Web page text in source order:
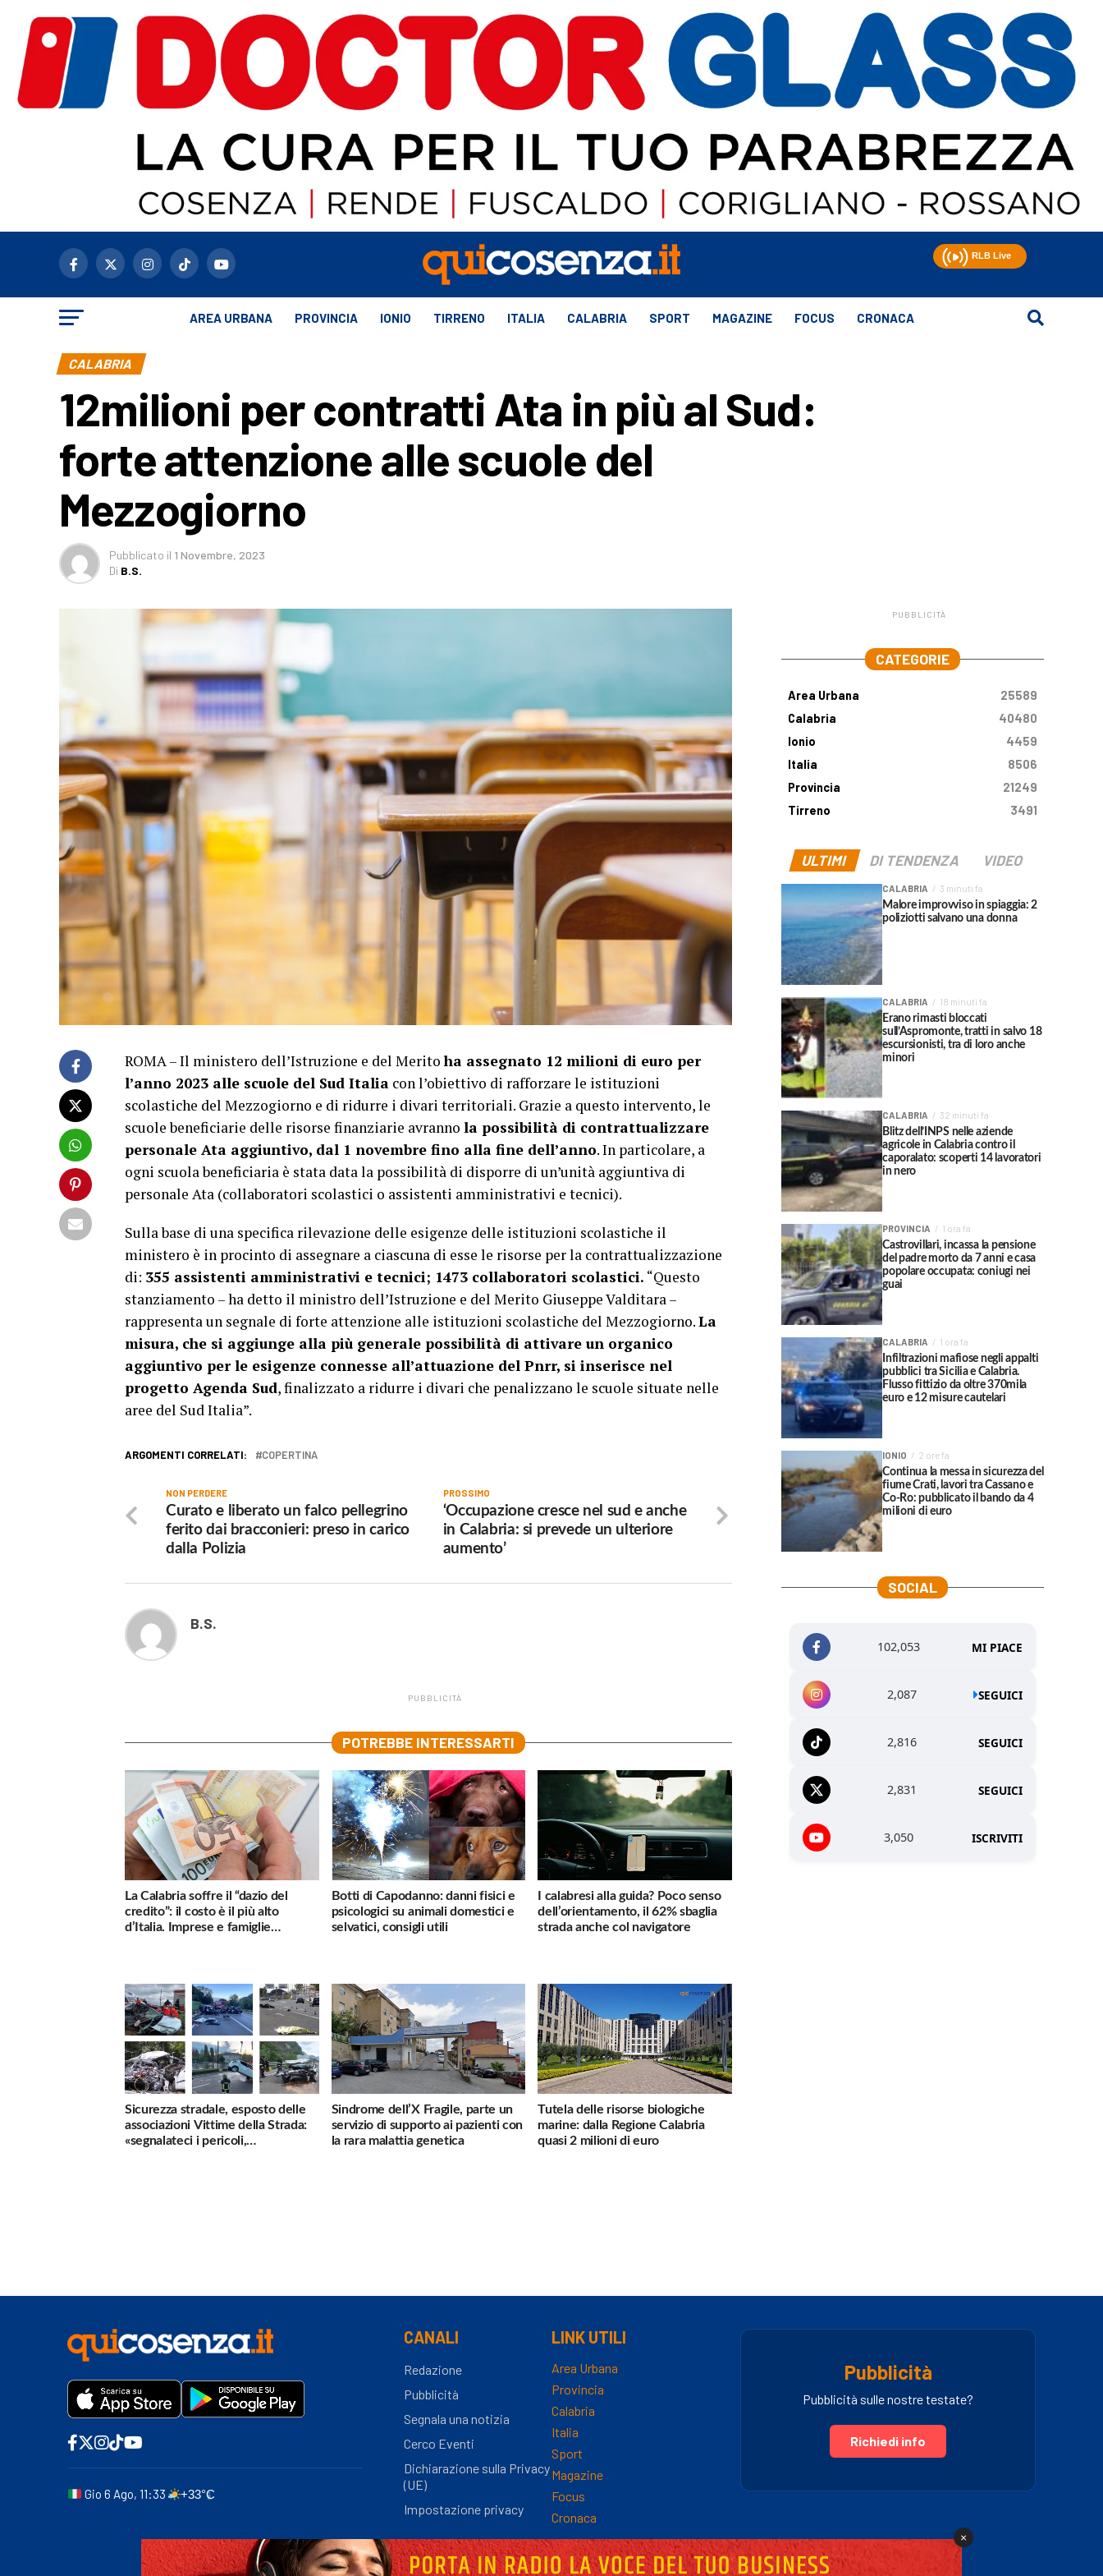
AREA URBANA PROVINCIA IONIO TIRRENO ITALIA CALABRIA SPORT MAGAZINE FOCUS CRONACA
CALABRIA
12milioni per contratti Ata in più al Sud:
forte attenzione alle scuole del
Mezzogiorno
Pubblicato il 1 Novembre, 2023
Di B.S.
ROMA – Il ministero dell’Istruzione e del Meritoha assegnato 12 milioni di euro per
l’anno 2023 alle scuole del Sud Italia con l’obiettivo di rafforzare le istituzioni
scolastiche del Mezzogiorno e di ridurre i divari territoriali. Grazie a questo intervento, le
scuole beneficiarie delle risorse finanziarie avranno la possibilità di contrattualizzare
personale Ata aggiuntivo, dal 1 novembre fino alla fine dell’anno. In particolare, a
ogni scuola beneficiaria è stata data la possibilità di disporre di un’unità aggiuntiva di
personale Ata (collaboratori scolastici o assistenti amministrativi e tecnici).
Sulla base di una specifica rilevazione delle esigenze delle istituzioni scolastiche il
ministero è in procinto di assegnare a ciascuna di esse le risorse per la contrattualizzazione
di: 355 assistenti amministrativi e tecnici; 1473 collaboratori scolastici. “Questo
stanziamento – ha detto il ministro dell’Istruzione e del Merito Giuseppe Valditara –
rappresenta un segnale di forte attenzione alle istituzioni scolastiche del Mezzogiorno.La
misura, che si aggiunge alla più generale possibilità di attivare un organico
aggiuntivo per le esigenze connesse all’attuazione del Pnrr, si inserisce nel
progetto Agenda Sud, finalizzato a ridurre i divari che penalizzano le scuole situate nelle
aree del Sud Italia”.
ARGOMENTI CORRELATI: COPERTINA
PROSSIMO
‘Occupazione cresce nel sud e anche
in Calabria: si prevede un ulteriore
aumento’
NON PERDERE
Curato e liberato un falco pellegrino
ferito dai bracconieri: preso in carico
dalla Polizia
B.S.
PUBBLICITÀ
POTREBBE INTERESSARTI
La Calabria soffre il “dazio del
credito”: il costo è il più alto
d’Italia. Imprese e famiglie
Botti di Capodanno: danni fisici e
psicologici su animali domestici e
selvatici, consigli utili
I calabresi alla guida? Poco senso
dell’orientamento, il 62% sbaglia
strada anche col navigatore
Sicurezza stradale, esposto delle
associazioni Vittime della Strada:
«segnalateci i pericoli,
Sindrome dell’X Fragile, parte un
servizio di supporto ai pazienti con
la rara malattia genetica
Tutela delle risorse biologiche
marine: dalla Regione Calabria
quasi 2 milioni di euro
PUBBLICITÀ
CATEGORIE
Area Urbana
25589
Calabria
40480
Ionio
4459
Italia
8506
Provincia
21249
Tirreno
3491
ULTIMI DI TENDENZA VIDEO
CALABRIA 3 minuti fa
Malore improvviso in spiaggia: 2
poliziotti salvano una donna
CALABRIA 18 minuti fa
Erano rimasti bloccati
sull’Aspromonte, tratti in salvo 18
escursionisti, tra di loro anche
minori
CALABRIA 32 minuti fa
Blitz dell’INPS nelle aziende
agricole in Calabria contro il
caporalato: scoperti 14 lavoratori
in nero
PROVINCIA 1 ora fa
Castrovillari, incassa la pensione
del padre morto da 7 anni e casa
popolare occupata: coniugi nei
guai
CALABRIA 1 ora fa
Infiltrazioni mafiose negli appalti
pubblici tra Sicilia e Calabria.
Flusso fittizio da oltre 370mila
euro e 12 misure cautelari
IONIO 2 ore fa
Continua la messa in sicurezza del
fiume Crati, lavori tra Cassano e
Co-Ro: pubblicato il bando da 4
milioni di euro
SOCIAL
102,053 MI PIACE
2,087 SEGUICI
2,816 SEGUICI
2,831 SEGUICI
3,050 ISCRIVITI
Gio 6 Ago, 11:33 +33°C
CANALI
Redazione
Pubblicità
Segnala una notizia
Cerco Eventi
Dichiarazione sulla Privacy
(UE)
Impostazione privacy
LINK UTILI
Area Urbana
Provincia
Calabria
Italia
Sport
Magazine
Focus
Cronaca
Pubblicità
Pubblicità sulle nostre testate?
Richiedi info
×